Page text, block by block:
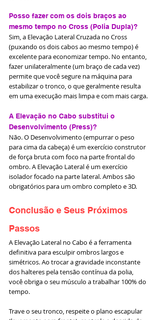
Posso fazer com os dois braços ao
mesmo tempo no Cross (Polia Dupla)?
Sim, a Elevação Lateral Cruzada no Cross
(puxando os dois cabos ao mesmo tempo) é
excelente para economizar tempo. No entanto,
fazer unilateralmente (um braço de cada vez)
permite que você segure na máquina para
estabilizar o tronco, o que geralmente resulta
em uma execução mais limpa e com mais carga.
A Elevação no Cabo substitui o
Desenvolvimento (Press)?
Não. O Desenvolvimento (empurrar o peso
para cima da cabeça) é um exercício construtor
de força bruta com foco na parte frontal do
ombro. A Elevação Lateral é um exercício
isolador focado na parte lateral. Ambos são
obrigatórios para um ombro completo e 3D.
Conclusão e Seus Próximos
Passos
A Elevação Lateral no Cabo é a ferramenta
definitiva para esculpir ombros largos e
simétricos. Ao trocar a gravidade inconstante
dos halteres pela tensão contínua da polia,
você obriga o seu músculo a trabalhar 100% do
tempo.
Trave o seu tronco, respeite o plano escapular